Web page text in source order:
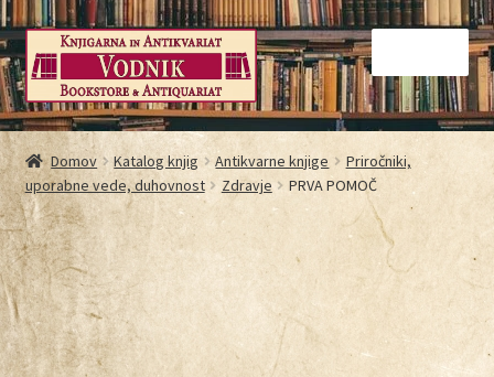
Domov
Galerija
Kontakt
Košarica
Moj račun
Domov Katalog knjig Antikvarne knjige
Priročniki,
uporabne vede, duhovnost
Zdravje PRVA POMOČ